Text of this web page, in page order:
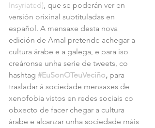
Insyriated), que se poderán ver en
versión orixinal subtituladas en
español. A mensaxe desta nova
edición de Amal pretende achegar a
cultura árabe e a galega, e para iso
creáronse unha serie de tweets, co
hashtag #EuSonOTeuVeciño, para
trasladar á sociedade mensaxes de
xenofobia vistos en redes sociais co
obxecto de facer chegar a cultura
árabe e alcanzar unha sociedade máis